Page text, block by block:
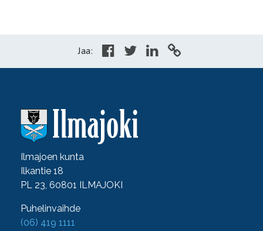
Jaa:
Ilmajoen kunta
Ilkantie 18
PL 23, 60801 ILMAJOKI
Puhelinvaihde
(06) 419 1111